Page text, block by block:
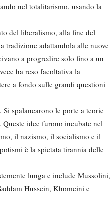
nel totalitarismo, usando la
del liberalismo, alla fine del
tradizione adattandola alle nuove
a progredire solo fino a un
ha reso facoltativa la
a fondo sulle grandi questioni
spalancarono le porte a teorie
Queste idee furono incubate nel
il nazismo, il socialismo e il
è la spietata tirannia delle
lunga e include Mussolini,
Hussein, Khomeini e